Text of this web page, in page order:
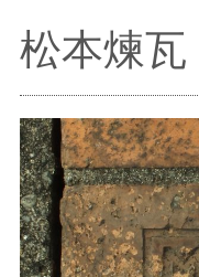
松本煉瓦